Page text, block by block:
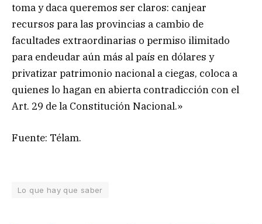
toma y daca queremos ser claros: canjear
recursos para las provincias a cambio de
facultades extraordinarias o permiso ilimitado
para endeudar aún más al país en dólares y
privatizar patrimonio nacional a ciegas, coloca a
quienes lo hagan en abierta contradicción con el
Art. 29 de la Constitución Nacional.»
Fuente: Télam.
Lo que hay que saber